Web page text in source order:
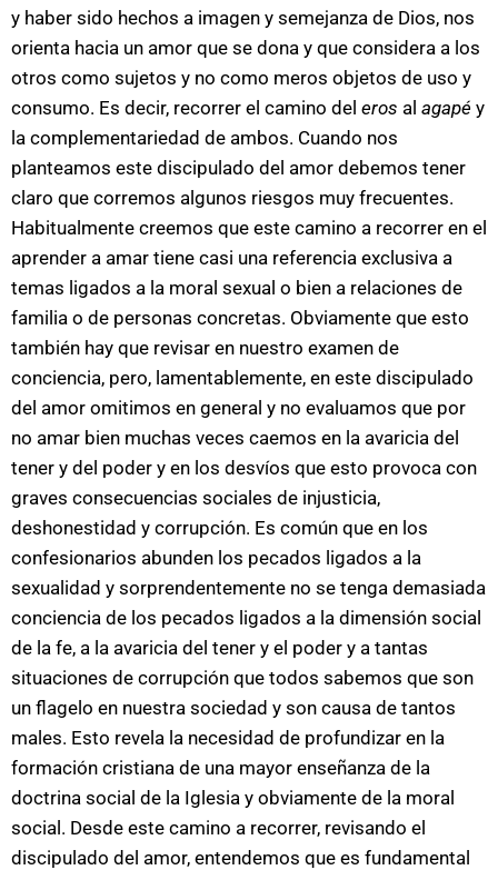
y haber sido hechos a imagen y semejanza de Dios, nos
orienta hacia un amor que se dona y que considera a los
otros como sujetos y no como meros objetos de uso y
consumo. Es decir, recorrer el camino del eros al agapé y
la complementariedad de ambos. Cuando nos
planteamos este discipulado del amor debemos tener
claro que corremos algunos riesgos muy frecuentes.
Habitualmente creemos que este camino a recorrer en el
aprender a amar tiene casi una referencia exclusiva a
temas ligados a la moral sexual o bien a relaciones de
familia o de personas concretas. Obviamente que esto
también hay que revisar en nuestro examen de
conciencia, pero, lamentablemente, en este discipulado
del amor omitimos en general y no evaluamos que por
no amar bien muchas veces caemos en la avaricia del
tener y del poder y en los desvíos que esto provoca con
graves consecuencias sociales de injusticia,
deshonestidad y corrupción. Es común que en los
confesionarios abunden los pecados ligados a la
sexualidad y sorprendentemente no se tenga demasiada
conciencia de los pecados ligados a la dimensión social
de la fe, a la avaricia del tener y el poder y a tantas
situaciones de corrupción que todos sabemos que son
un flagelo en nuestra sociedad y son causa de tantos
males. Esto revela la necesidad de profundizar en la
formación cristiana de una mayor enseñanza de la
doctrina social de la Iglesia y obviamente de la moral
social. Desde este camino a recorrer, revisando el
discipulado del amor, entendemos que es fundamental